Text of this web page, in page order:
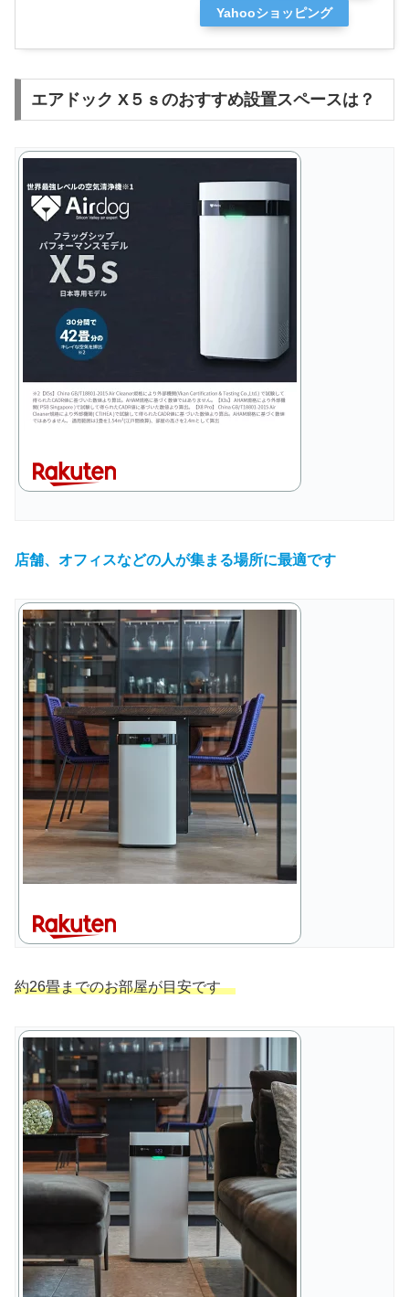
Yahooショッピング
エアドック X５ｓのおすすめ設置スペースは？
店舗、オフィスなどの人が集まる場所に最適です
約26畳までのお部屋が目安です